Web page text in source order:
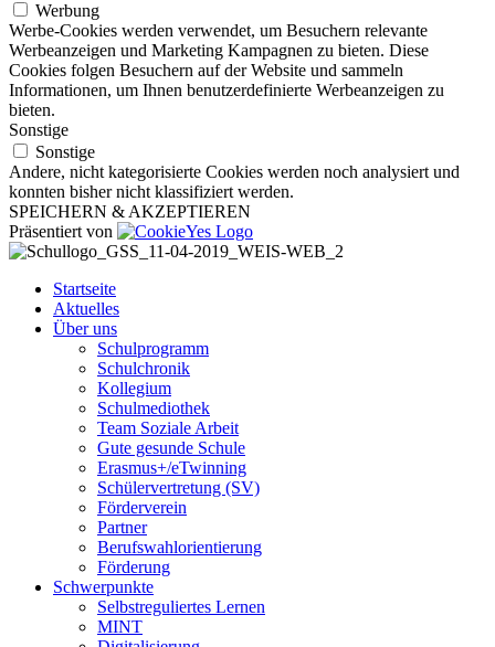
Werbung
Werbe-Cookies werden verwendet, um Besuchern relevante
Werbeanzeigen und Marketing Kampagnen zu bieten. Diese
Cookies folgen Besuchern auf der Website und sammeln
Informationen, um Ihnen benutzerdefinierte Werbeanzeigen zu
bieten.
Sonstige
Sonstige
Andere, nicht kategorisierte Cookies werden noch analysiert und
konnten bisher nicht klassifiziert werden.
SPEICHERN & AKZEPTIEREN
Präsentiert von
Startseite
Aktuelles
Über uns
Schulprogramm
Schulchronik
Kollegium
Schulmediothek
Team Soziale Arbeit
Gute gesunde Schule
Erasmus+/eTwinning
Schülervertretung (SV)
Förderverein
Partner
Berufswahlorientierung
Förderung
Schwerpunkte
Selbstreguliertes Lernen
MINT